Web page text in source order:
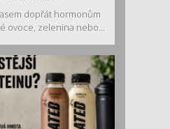
dopřát hormonům
ovoce, zelenina nebo...